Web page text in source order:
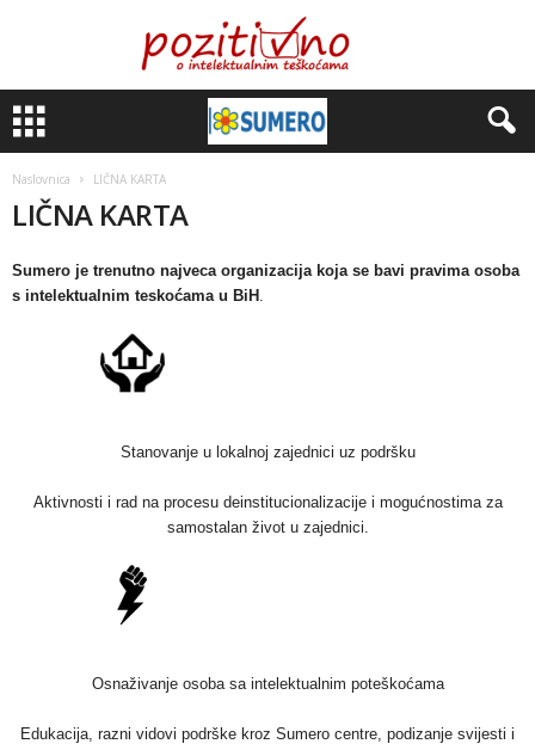
Naslovnica LIČNA KARTA
LIČNA KARTA
Sumero je trenutno najveca organizacija koja se bavi pravima osoba
s intelektualnim teskoćama u BiH .
Stanovanje u lokalnoj zajednici uz podršku
Aktivnosti i rad na procesu deinstitucionalizacije i mogućnostima za
samostalan život u zajednici.
Osnaživanje osoba sa intelektualnim poteškoćama
Edukacija, razni vidovi podrške kroz Sumero centre, podizanje svijesti i